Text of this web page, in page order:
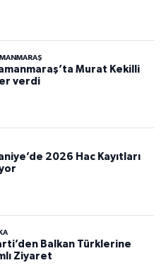
Murat Kekilli
verdi
2026 Hac Kayıtları
Balkan Türklerine
Ziyaret